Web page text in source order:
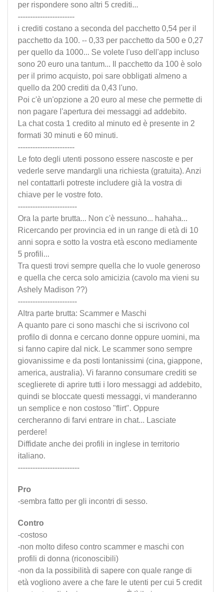
per rispondere sono altri 5 crediti...
-----------------------
i crediti costano a seconda del pacchetto 0,54 per il
pacchetto da 100. -- 0,33 per pacchetto da 500 e 0,27
per quello da 1000... Se volete l'uso dell'app incluso
sono 20 euro una tantum... Il pacchetto da 100 è solo
per il primo acquisto, poi sare obbligati almeno a
quello da 200 crediti da 0,43 l'uno.
Poi c'è un'opzione a 20 euro al mese che permette di
non pagare l'apertura dei messaggi ad addebito.
La chat costa 1 credito al minuto ed è presente in 2
formati 30 minuti e 60 minuti.
-----------------------
Le foto degli utenti possono essere nascoste e per
vederle serve mandargli una richiesta (gratuita). Anzi
nel contattarli potreste includere già la vostra di
chiave per le vostre foto.
------------------------
Ora la parte brutta... Non c'è nessuno... hahaha...
Ricercando per provincia ed in un range di età di 10
anni sopra e sotto la vostra età escono mediamente
5 profili...
Tra questi trovi sempre quella che lo vuole generoso
e quella che cerca solo amicizia (cavolo ma vieni su
Ashely Madison ??)
------------------------
Altra parte brutta: Scammer e Maschi
A quanto pare ci sono maschi che si iscrivono col
profilo di donna e cercano donne oppure uomini, ma
si fanno capire dal nick. Le scammer sono sempre
giovanissime e da posti lontanissimi (cina, giappone,
america, australia). Vi faranno consumare crediti se
sceglierete di aprire tutti i loro messaggi ad addebito,
quindi se bloccate questi messaggi, vi manderanno
un semplice e non costoso "flirt". Oppure
cercheranno di farvi entrare in chat... Lasciate
perdere!
Diffidate anche dei profili in inglese in territorio
italiano.
-------------------------
Pro
-sembra fatto per gli incontri di sesso.
Contro
-costoso
-non molto difeso contro scammer e maschi con
profili di donna (riconoscibili)
-non da la possibilità di sapere con quale range di
età vogliono avere a che fare le utenti per cui 5 credit